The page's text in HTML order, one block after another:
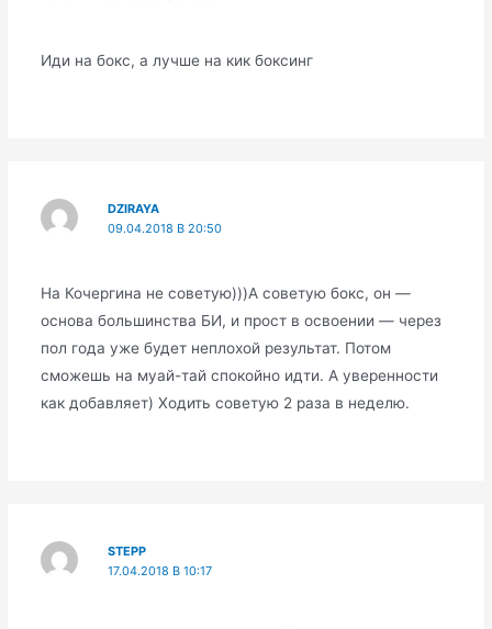
Иди на бокс, а лучше на кик боксинг
DZIRAYA
09.04.2018 В 20:50
На Кочергина не советую)))А советую бокс, он —
основа большинства БИ, и прост в освоении — через
пол года уже будет неплохой результат. Потом
сможешь на муай-тай спокойно идти. А уверенности
как добавляет) Ходить советую 2 раза в неделю.
STEPP
17.04.2018 В 10:17